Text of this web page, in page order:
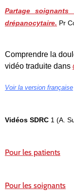
Partage
drépanocytaire. Pr
Comprendre la
vidéo traduite dans
Voir la version française
Vidéos SDRC 1 (A.
Pour les patients
Pour les soignants